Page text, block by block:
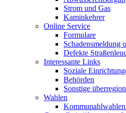
Strom und Gas
Kaminkehrer
Online Service
Formulare
Schadensmeldung
Defekte
Interessante Links
Soziale
Behörden
Sonstige
Wahlen